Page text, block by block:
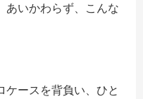
あいかわらず、こんな
ースを背負い、ひと